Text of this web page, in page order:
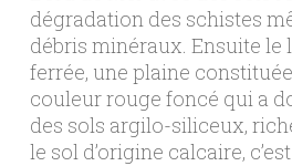
dégradation des schistes
débris minéraux. Ensuite le
ferrée, une plaine
couleur rouge foncé qui a
des sols argilo-siliceux,
le sol d’origine calcaire,